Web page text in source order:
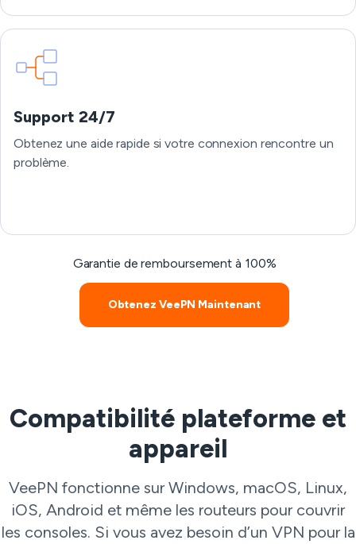
Support 24/7
Obtenez une aide rapide si votre connexion rencontre un
problème.
Garantie de remboursement à 100%
Obtenez VeePN Maintenant
Compatibilité plateforme et
appareil
VeePN fonctionne sur Windows, macOS, Linux,
iOS, Android et même les routeurs pour couvrir
les consoles. Si vous avez besoin d’un VPN pour la